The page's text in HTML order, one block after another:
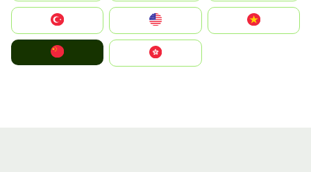
United States
中國香港特別行政區